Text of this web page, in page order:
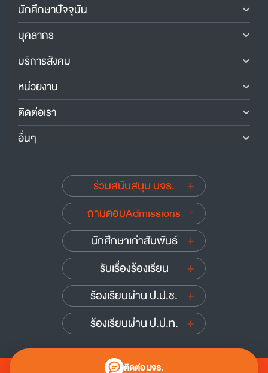
ติดต่อ มจธ.
นักศึกษาปัจจุบัน
บุคลากร
บริการสังคม
หน่วยงาน
ติดต่อเรา
อื่นๆ
ร่วมสนับสนุน มจธ.
ถามตอบAdmissions
นักศึกษาเก่าสัมพันธ์
รับเรื่องร้องเรียน
ร้องเรียนผ่าน ป.ป.ช.
ร้องเรียนผ่าน ป.ป.ท.